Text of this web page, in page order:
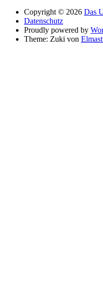
Copyright © 2026 Das
Datenschutz
Proudly powered by
Theme: Zuki von